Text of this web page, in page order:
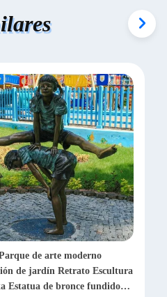
de arte moderno
de jardín Retrato Escultura
Estatua de bronce fundido